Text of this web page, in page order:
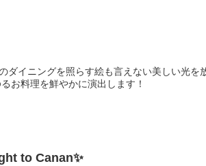
ダイニングを照らす絵も言えない美しい光を
お料理を鮮やかに演出します！
to Canan✨